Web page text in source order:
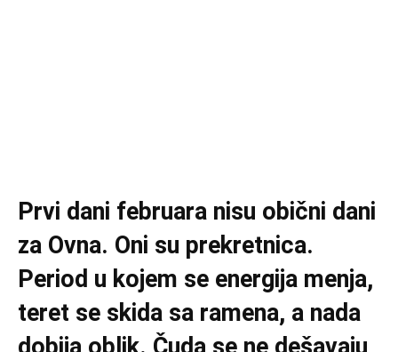
Prvi dani februara nisu obični dani
za Ovna. Oni su prekretnica.
Period u kojem se energija menja,
teret se skida sa ramena, a nada